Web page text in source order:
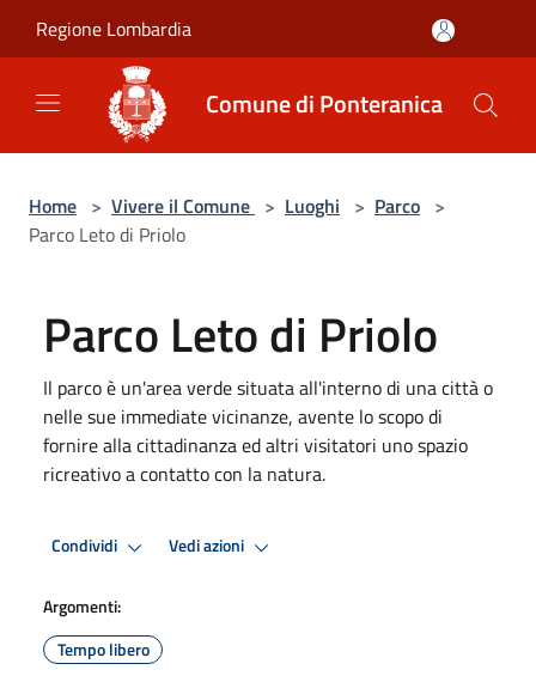
Regione Lombardia
Comune di Ponteranica
Home > Vivere il Comune > Luoghi > Parco >
Parco Leto di Priolo
Parco Leto di Priolo
Il parco è un'area verde situata all'interno di una città o
nelle sue immediate vicinanze, avente lo scopo di
fornire alla cittadinanza ed altri visitatori uno spazio
ricreativo a contatto con la natura.
Condividi Vedi azioni
Argomenti:
Tempo libero